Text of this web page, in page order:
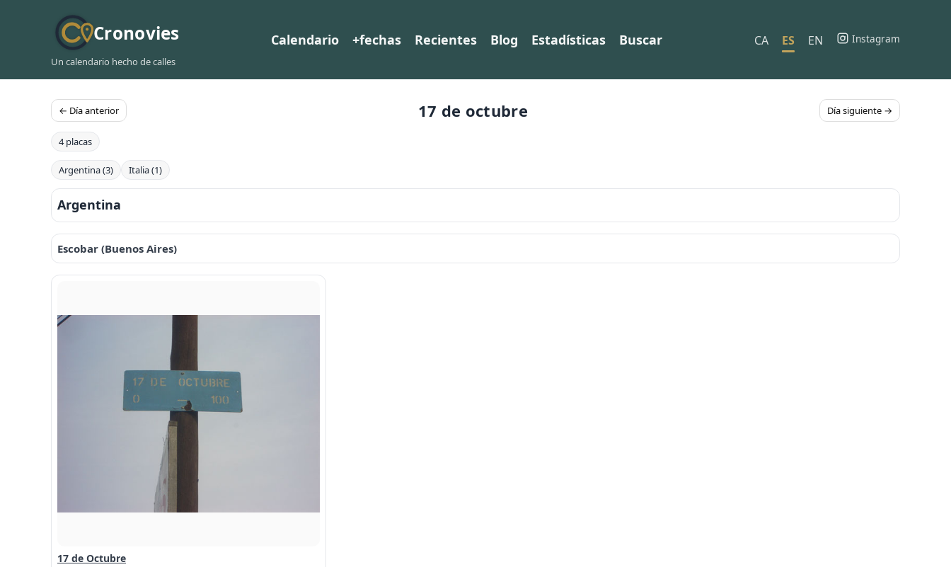
Cronovies
Un calendario hecho de calles
Calendario +fechas Recientes Blog Estadísticas Buscar CA ES EN Instagram
← Día anterior 17 de octubre Día siguiente →
4 placas
Argentina (3) Italia (1)
Argentina
Escobar (Buenos Aires)
17 de Octubre